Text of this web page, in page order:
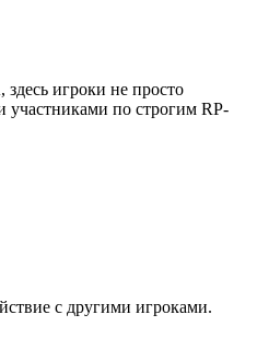
игроки не просто
участниками по строгим RP-
с другими игроками.